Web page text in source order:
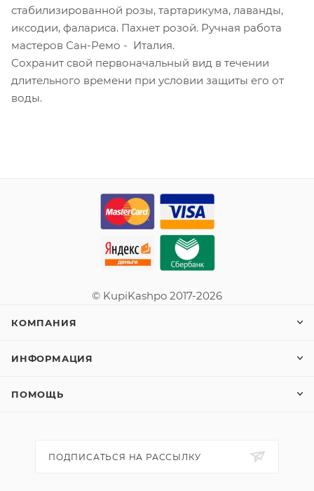
стабилизированной розы, тартарикума, лаванды,
иксодии, фалариса. Пахнет розой. Ручная работа
мастеров Сан-Ремо - Италия.
Сохранит свой первоначальный вид в течении
длительного времени при условии защиты его от
воды.
© KupiKashpo 2017-2026
КОМПАНИЯ
ИНФОРМАЦИЯ
ПОМОЩЬ
ПОДПИСАТЬСЯ НА РАССЫЛКУ